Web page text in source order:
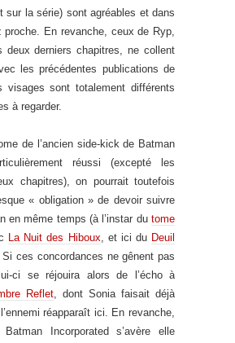
sur la série) sont agréables et dans
En revanche, ceux de Ryp,
deux derniers chapitres, ne collent
les précédentes publications de
visages sont totalement différents
à regarder.
de l’ancien side-kick de Batman
réussi (excepté les
chapitres), on pourrait toutefois
« obligation » de devoir suivre
en même temps (à l’instar du tome
La Nuit des Hiboux, et ici du Deuil
Si ces concordances ne gênent pas
ci se réjouira alors de l’écho à
Reflet, dont Sonia faisait déjà
réapparaît ici. En revanche,
Incorporated s’avère elle